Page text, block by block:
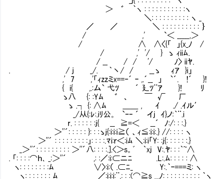
＞ ゛ ｀ヽ : : : : : : : : : : :ヽ
＼: : : : : : : : : : ヽ _
／ ／ ＼ : : : : : : : : : : ｝
/ ,' `＜ _____,＞
/ ∧ ∧〈{「 」{x_ﾉⅤ/
/ ,' '/ } ゝ ｨiiﾑ. Ⅷ
/ __ / / '/ ﾉ〉 iiﾔ. Ⅷ
. / j _/. ｀丶/ / __ゝ ｨｱ }i」 Ⅷ ……さて。
,' 7 ,'「ｨzzミx==‐´ ｰ ,.´__ 」 `´. !´ }!
{ i{ ,.:ム` 弋ﾂ ´ 廴ﾂ¨ｱ }! ﾘ 明日の式には
ゝ八 {: :Yﾑ ゛ 、 ￣ √ 厂
ゝ .┐ {: ∧ﾑ ＿＿ , ｲ ./ .ｲル′ だから、こ
_/从{:ﾚ:.iﾘ公。 `ｰ‐ ´ イｊ ｲ}ノ:｀¨.i
r. : : : : : :j{ __ ≧=＜ __´ ﾉ:/: : :.} ――これから
＞''´: : : : : }: : :ゝj{:i:i:i≧（ 、ｨ≦:i:i:.} //: : : : ヽ
＞''´ : : : : : : : : :」: : : :.ﾏi:ｒ＜:iﾑ ＼:i:i「Y: :j{: : : : : :.}
_＞''´: : : : : : : : : ＞''´八: : : :.].<＞s。ﾞ ｀xj V:.ﾔ: : :｀~∧
. 「: : : :⌒ｈ､ _:＞''´ ,: :／:i:⊂ニﾆ .L:.ﾑ: : : : : ∧
ヽ: : : : : : : :ﾑ ∨〉:i:（ .⊂ﾆ_ Y:.｀ｰ===ミ: ヽ
ヽ: : : : : : : ﾑ ／:i:i:i:¨.: : :(⌒≧s __ﾉ: : : : : : : : : : ｀ヽ